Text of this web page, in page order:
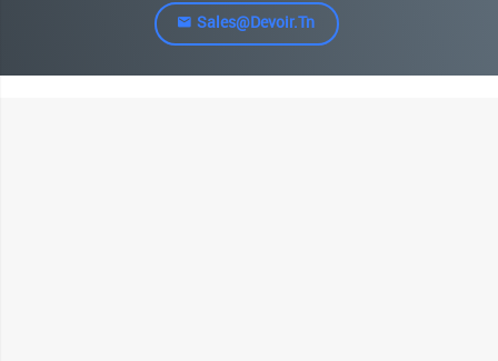
Sales@devoir.tn